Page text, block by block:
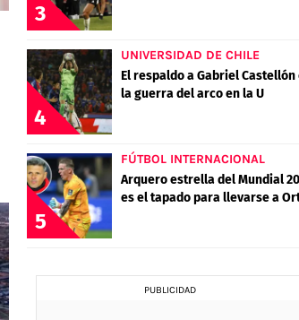
3
4
UNIVERSIDAD DE CHILE
El respaldo a Gabriel Castellón
la guerra del arco en la U
5
FÚTBOL INTERNACIONAL
Arquero estrella del Mundial
es el tapado para llevarse a